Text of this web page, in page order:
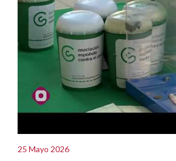
25 Mayo 2026